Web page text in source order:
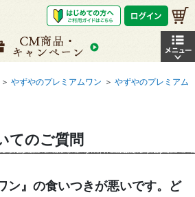
＞ やずやのプレミアムワン ＞ やずやのプレミアム
てのご質問
ン』の食いつきが悪いです。ど